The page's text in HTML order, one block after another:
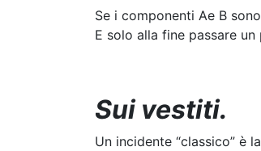
Se i componenti Ae B
E solo alla fine passare un
Sui vestiti.
Un incidente “classico” è